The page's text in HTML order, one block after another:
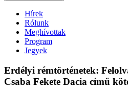
Hírek
Rólunk
Meghívottak
Program
Jegyek
Erdélyi rémtörténetek:
Csaba Fekete Dacia című